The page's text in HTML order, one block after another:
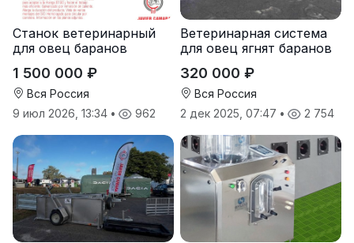
Станок ветеринарный
для овец баранов
1 500 000 ₽
Вся Россия
9 июл 2026, 13:34 • 962
Ветеринарная система
для овец ягнят баранов
320 000 ₽
Вся Россия
2 дек 2025, 07:47 • 2 754